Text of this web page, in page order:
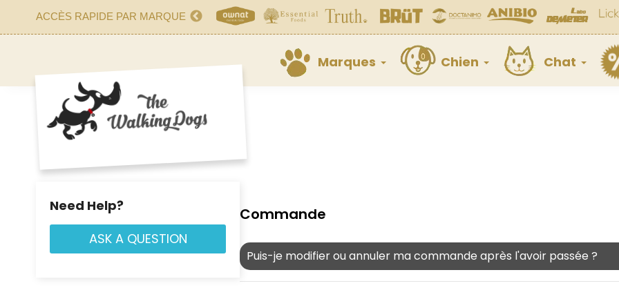
ACCÈS RAPIDE PAR MARQUE
Marques Chien Chat
Need Help?
ASK A QUESTION
Commande
Puis-je modifier ou annuler ma commande après l'avoir passée ?